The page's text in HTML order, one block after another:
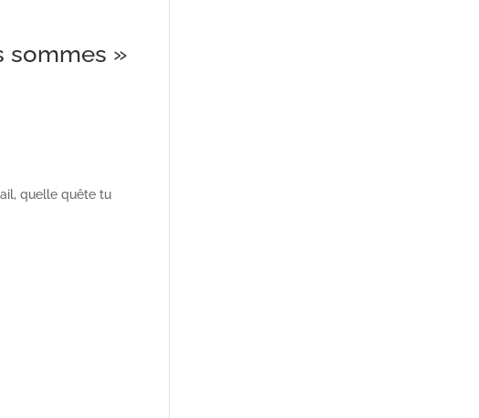
sommes »
quelle quête tu